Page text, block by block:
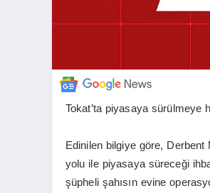
Tokat’ta piyasaya sürülmeye
Edinilen bilgiye göre, Derbent
yolu ile piyasaya süreceği
şüpheli şahısın evine